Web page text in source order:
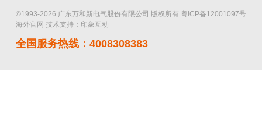
©1993-2026 广东万和新电气股份有限公司 版权所有 粤ICP备12001097号
海外官网 技术支持：印象互动
全国服务热线：4008308383